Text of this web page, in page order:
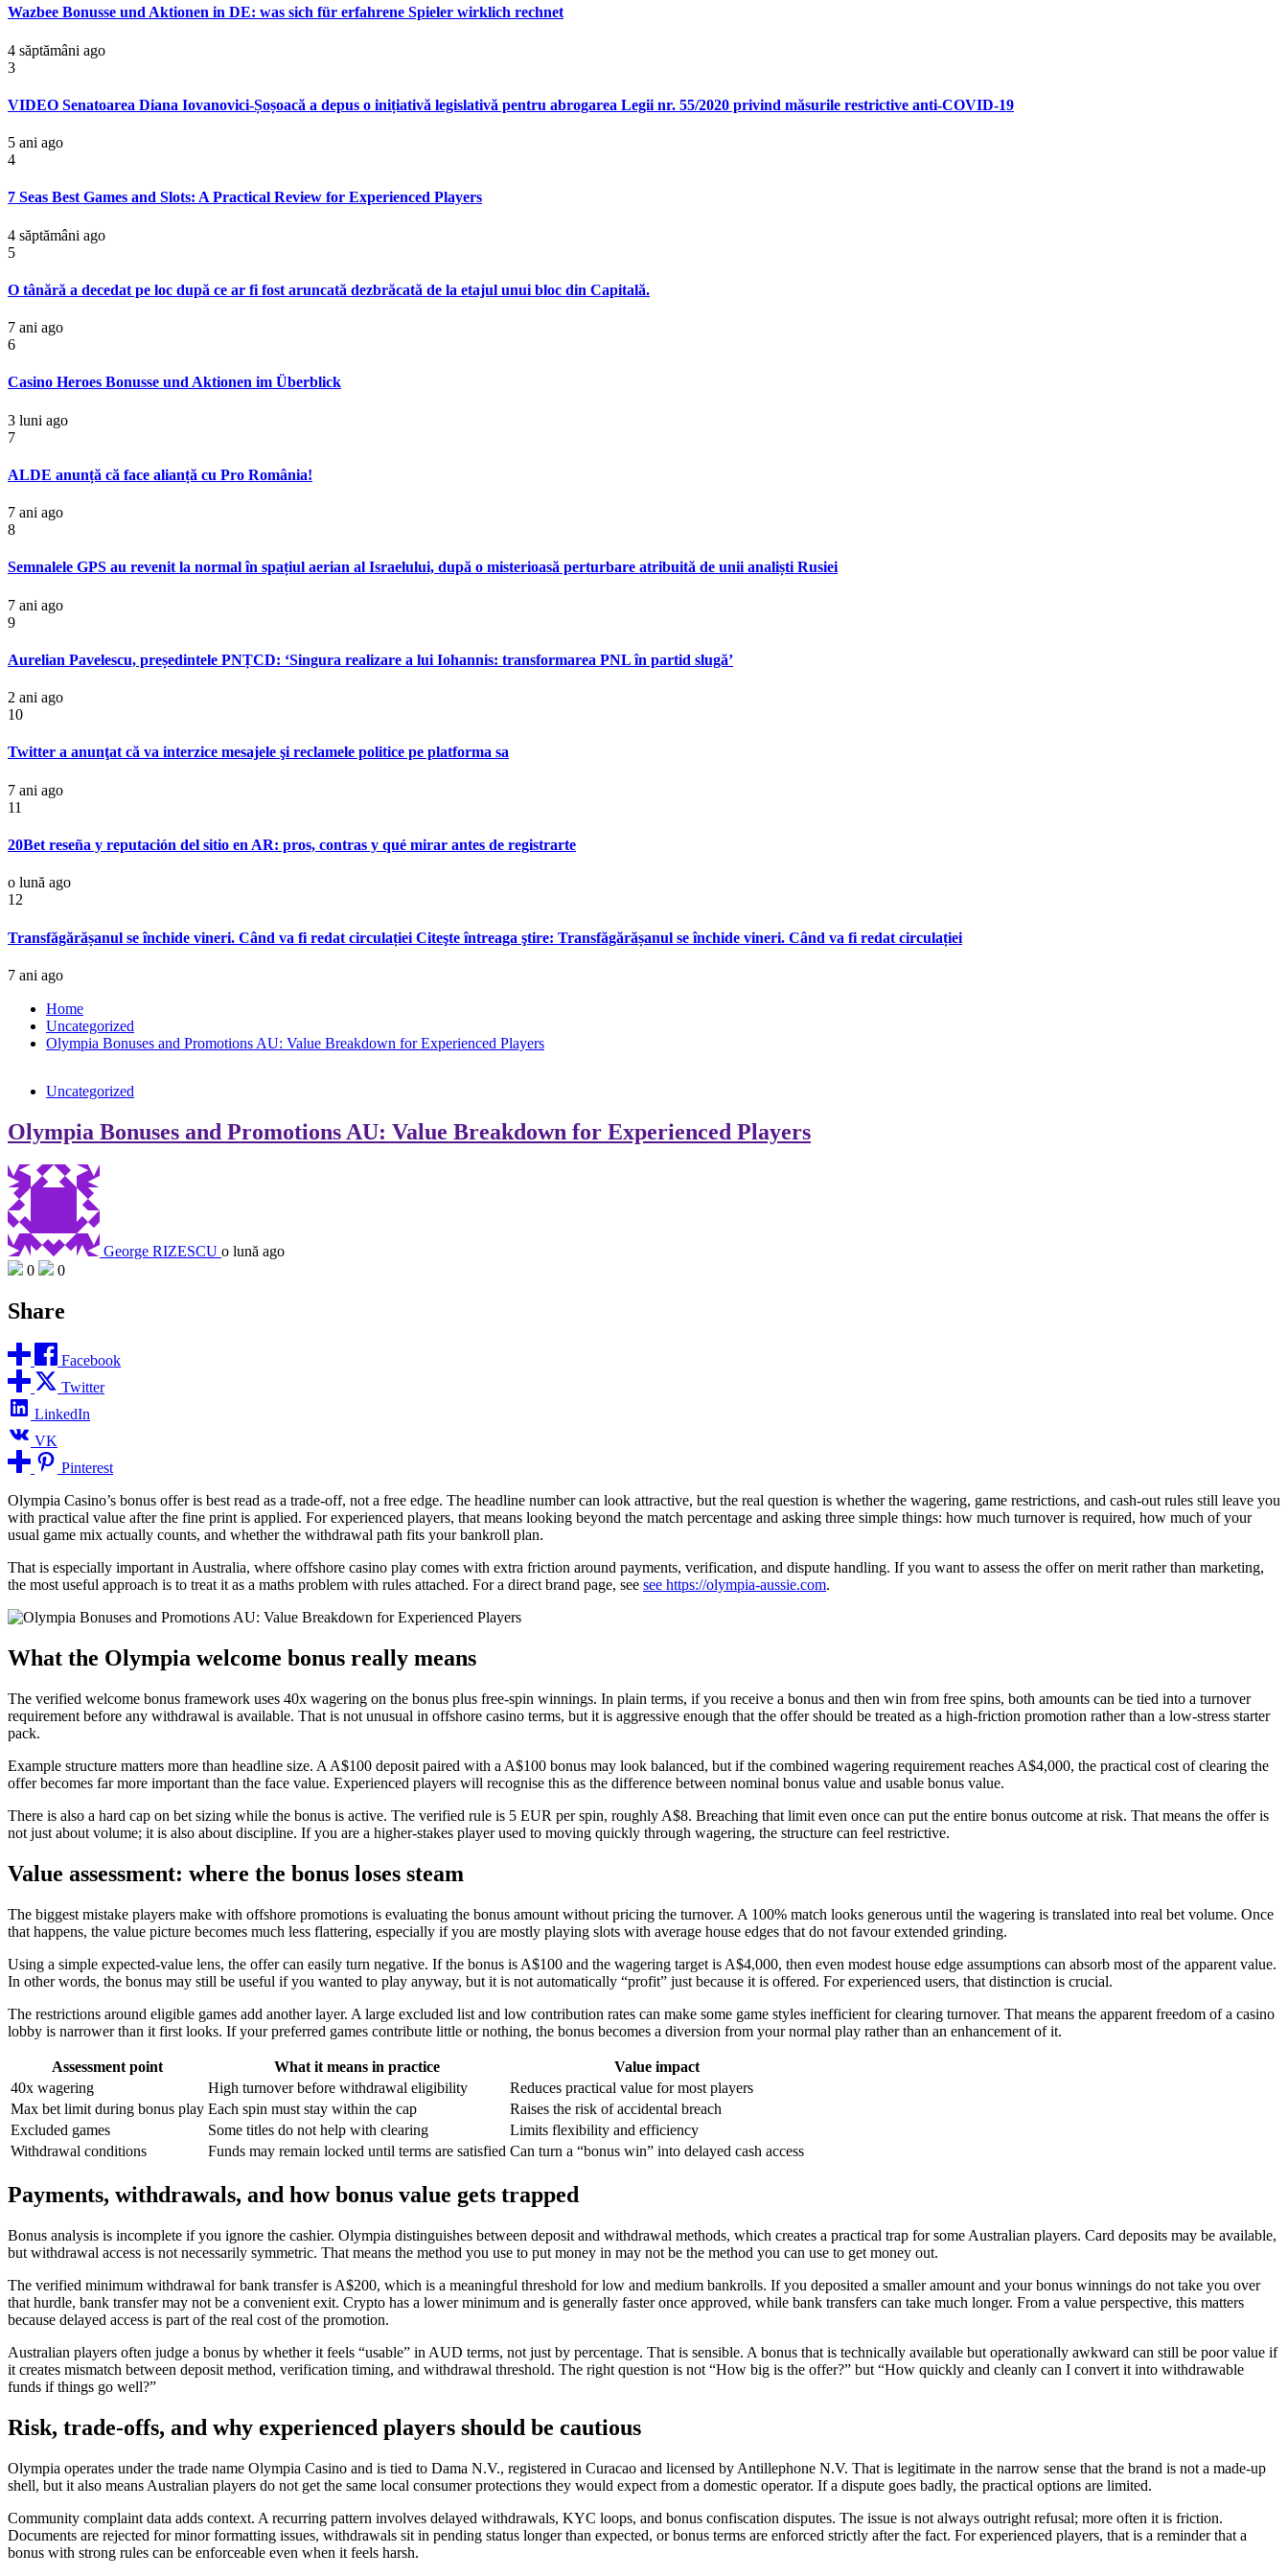
Wazbee Bonusse und Aktionen in DE: was sich für erfahrene Spieler wirklich rechnet
4 săptămâni ago
3
VIDEO Senatoarea Diana Iovanovici-Șoșoacă a depus o inițiativă legislativă pentru abrogarea Legii nr. 55/2020 privind măsurile restrictive anti-COVID-19
5 ani ago
4
7 Seas Best Games and Slots: A Practical Review for Experienced Players
4 săptămâni ago
5
O tânără a decedat pe loc după ce ar fi fost aruncată dezbrăcată de la etajul unui bloc din Capitală.
7 ani ago
6
Casino Heroes Bonusse und Aktionen im Überblick
3 luni ago
7
ALDE anunță că face alianță cu Pro România!
7 ani ago
8
Semnalele GPS au revenit la normal în spațiul aerian al Israelului, după o misterioasă perturbare atribuită de unii analiști Rusiei
7 ani ago
9
Aurelian Pavelescu, președintele PNȚCD: ‘Singura realizare a lui Iohannis: transformarea PNL în partid slugă’
2 ani ago
10
Twitter a anunţat că va interzice mesajele şi reclamele politice pe platforma sa
7 ani ago
11
20Bet reseña y reputación del sitio en AR: pros, contras y qué mirar antes de registrarte
o lună ago
12
Transfăgărășanul se închide vineri. Când va fi redat circulației Citeşte întreaga ştire: Transfăgărășanul se închide vineri. Când va fi redat circulației
7 ani ago
Home
Uncategorized
Olympia Bonuses and Promotions AU: Value Breakdown for Experienced Players
Uncategorized
Olympia Bonuses and Promotions AU: Value Breakdown for Experienced Players
George RIZESCU o lună ago
0
0
Share
Facebook
Twitter
LinkedIn
VK
Pinterest
Olympia Casino’s bonus offer is best read as a trade-off, not a free edge. The headline number can look attractive, but the real question is whether the wagering, game restrictions, and cash-out rules still leave you
with practical value after the fine print is applied. For experienced players, that means looking beyond the match percentage and asking three simple things: how much turnover is required, how much of your
usual game mix actually counts, and whether the withdrawal path fits your bankroll plan.
That is especially important in Australia, where offshore casino play comes with extra friction around payments, verification, and dispute handling. If you want to assess the offer on merit rather than marketing,
the most useful approach is to treat it as a maths problem with rules attached. For a direct brand page, see see https://olympia-aussie.com.
What the Olympia welcome bonus really means
The verified welcome bonus framework uses 40x wagering on the bonus plus free-spin winnings. In plain terms, if you receive a bonus and then win from free spins, both amounts can be tied into a turnover
requirement before any withdrawal is available. That is not unusual in offshore casino terms, but it is aggressive enough that the offer should be treated as a high-friction promotion rather than a low-stress starter
pack.
Example structure matters more than headline size. A A$100 deposit paired with a A$100 bonus may look balanced, but if the combined wagering requirement reaches A$4,000, the practical cost of clearing the
offer becomes far more important than the face value. Experienced players will recognise this as the difference between nominal bonus value and usable bonus value.
There is also a hard cap on bet sizing while the bonus is active. The verified rule is 5 EUR per spin, roughly A$8. Breaching that limit even once can put the entire bonus outcome at risk. That means the offer is
not just about volume; it is also about discipline. If you are a higher-stakes player used to moving quickly through wagering, the structure can feel restrictive.
Value assessment: where the bonus loses steam
The biggest mistake players make with offshore promotions is evaluating the bonus amount without pricing the turnover. A 100% match looks generous until the wagering is translated into real bet volume. Once
that happens, the value picture becomes much less flattering, especially if you are mostly playing slots with average house edges that do not favour extended grinding.
Using a simple expected-value lens, the offer can easily turn negative. If the bonus is A$100 and the wagering target is A$4,000, then even modest house edge assumptions can absorb most of the apparent value.
In other words, the bonus may still be useful if you wanted to play anyway, but it is not automatically “profit” just because it is offered. For experienced users, that distinction is crucial.
The restrictions around eligible games add another layer. A large excluded list and low contribution rates can make some game styles inefficient for clearing turnover. That means the apparent freedom of a casino
lobby is narrower than it first looks. If your preferred games contribute little or nothing, the bonus becomes a diversion from your normal play rather than an enhancement of it.
Assessment point What it means in practice
Value impact
40x wagering
High turnover before withdrawal eligibility
Reduces practical value for most players
Max bet limit during bonus play Each spin must stay within the cap
Raises the risk of accidental breach
Excluded games
Some titles do not help with clearing
Limits flexibility and efficiency
Withdrawal conditions
Funds may remain locked until terms are satisfied Can turn a “bonus win” into delayed cash access
Payments, withdrawals, and how bonus value gets trapped
Bonus analysis is incomplete if you ignore the cashier. Olympia distinguishes between deposit and withdrawal methods, which creates a practical trap for some Australian players. Card deposits may be available,
but withdrawal access is not necessarily symmetric. That means the method you use to put money in may not be the method you can use to get money out.
The verified minimum withdrawal for bank transfer is A$200, which is a meaningful threshold for low and medium bankrolls. If you deposited a smaller amount and your bonus winnings do not take you over
that hurdle, bank transfer may not be a convenient exit. Crypto has a lower minimum and is generally faster once approved, while bank transfers can take much longer. From a value perspective, this matters
because delayed access is part of the real cost of the promotion.
Australian players often judge a bonus by whether it feels “usable” in AUD terms, not just by percentage. That is sensible. A bonus that is technically available but operationally awkward can still be poor value if
it creates mismatch between deposit method, verification timing, and withdrawal threshold. The right question is not “How big is the offer?” but “How quickly and cleanly can I convert it into withdrawable
funds if things go well?”
Risk, trade-offs, and why experienced players should be cautious
Olympia operates under the trade name Olympia Casino and is tied to Dama N.V., registered in Curacao and licensed by Antillephone N.V. That is legitimate in the narrow sense that the brand is not a made-up
shell, but it also means Australian players do not get the same local consumer protections they would expect from a domestic operator. If a dispute goes badly, the practical options are limited.
Community complaint data adds context. A recurring pattern involves delayed withdrawals, KYC loops, and bonus confiscation disputes. The issue is not always outright refusal; more often it is friction.
Documents are rejected for minor formatting issues, withdrawals sit in pending status longer than expected, or bonus terms are enforced strictly after the fact. For experienced players, that is a reminder that a
bonus with strong rules can be enforceable even when it feels harsh.